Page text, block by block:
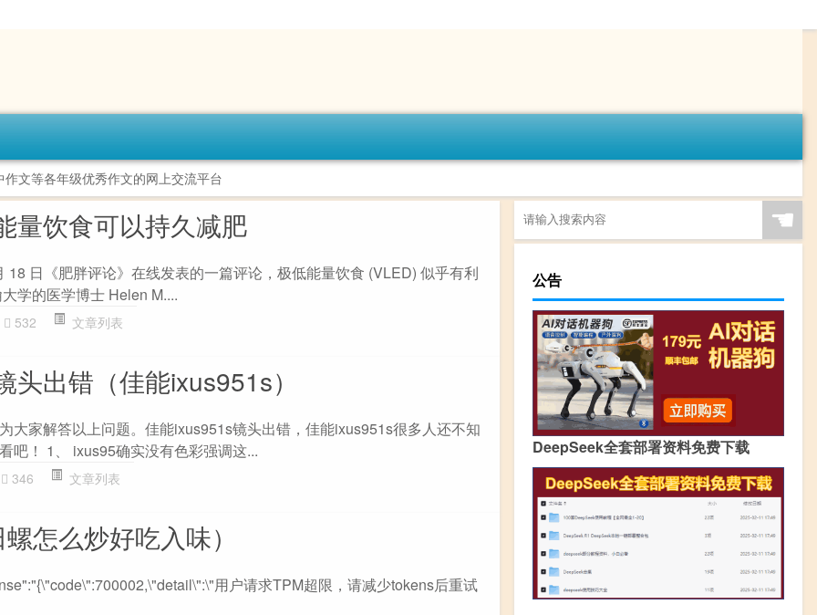
文等各年级优秀作文的网上交流平台
量饮食可以持久减肥
日《肥胖评论》在线发表的一篇评论，极低能量饮食 (VLED) 似乎有利
学的医学博士 Helen M....
532 文章列表
出错（佳能ixus951s）
大家解答以上问题。佳能ixus951s镜头出错，佳能ixus951s很多人还不知
吧！ 1、 ixus95确实没有色彩强调这...
346 文章列表
怎么炒好吃入味）
用户请求TPM超限，请减少tokens后重试
☚
公告
DeepSeek全套部署资料免费下载